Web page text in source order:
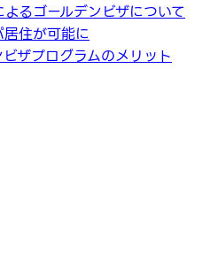
るゴールデンビザについて
住が可能に
ザプログラムのメリット